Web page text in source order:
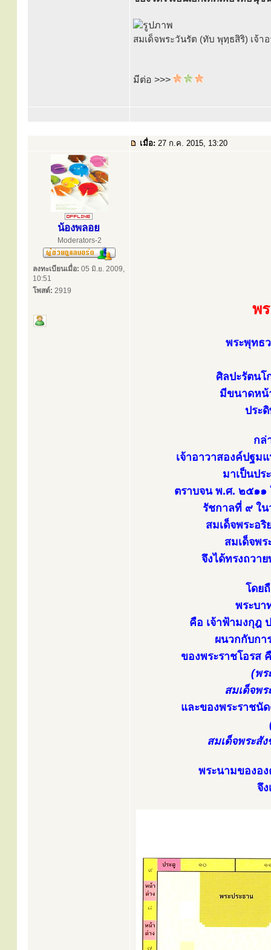
สมเด็จพระวันรัต (ทับ พุทฺธสิริ) เจ้
มีต่อ >>>
เมื่อ: 27 ก.ค. 2015, 13:20
น้องพลอย
Moderators-2
ลงทะเบียนเมื่อ: 05 มิ.ย. 2009,
10:51
โพสต์: 2919
พ
พระพุทธ
ศิลปะรัตนโ
มีขนาดหน้
ประ
กล่
เจ้าอาวาสองค์ปฐม
มาเป็นปร
ตราบจน พ.ศ. ๒๕๑๑
รัชกาลที่ ๙ ใน
สมเด็จพระอ
สมเด็จพ
จึงได้ทรงถวา
โดย
พระบา
คือ เจ้าฟ้ามงกุฎ
ผนวกกับกา
ของพระราชโอรส
(พร
สมเด็จพ
และของพระราชนั
สมเด็จพระสั
พระนามของอ
จึ